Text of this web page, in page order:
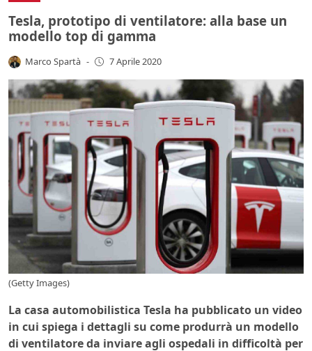
Tesla, prototipo di ventilatore: alla base un
modello top di gamma
Marco Spartà - 7 Aprile 2020
(Getty Images)
La casa automobilistica Tesla ha pubblicato un video
in cui spiega i dettagli su come produrrà un modello
di ventilatore da inviare agli ospedali in difficoltà per